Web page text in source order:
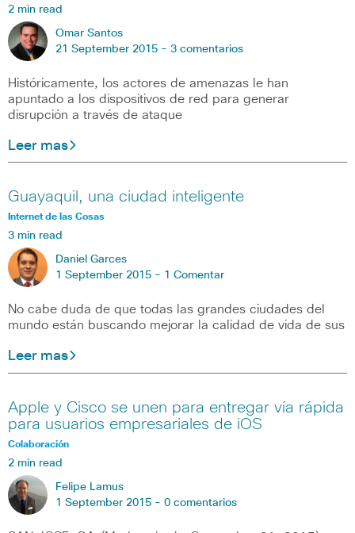
2 min read
Omar Santos
21 September 2015 - 3 comentarios
Históricamente, los actores de amenazas le han
apuntado a los dispositivos de red para generar
disrupción a través de ataque
Leer mas
Guayaquil, una ciudad inteligente
Internet de las Cosas
3 min read
Daniel Garces
1 September 2015 - 1 Comentar
No cabe duda de que todas las grandes ciudades del
mundo están buscando mejorar la calidad de vida de sus
Leer mas
Apple y Cisco se unen para entregar vía rápida
para usuarios empresariales de iOS
Colaboración
2 min read
Felipe Lamus
1 September 2015 - 0 comentarios